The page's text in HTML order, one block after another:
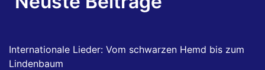
Internationale Lieder: Vom schwarzen Hemd bis zum
Lindenbaum